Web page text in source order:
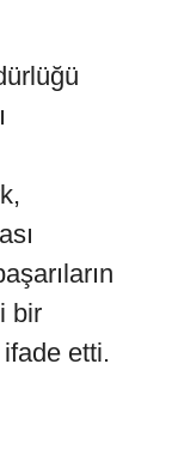
bir
etti.